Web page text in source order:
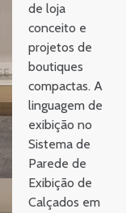
de loja
conceito e
projetos de
boutiques
compactas. A
linguagem de
exibição no
Sistema de
Parede de
Exibição de
Calçados em